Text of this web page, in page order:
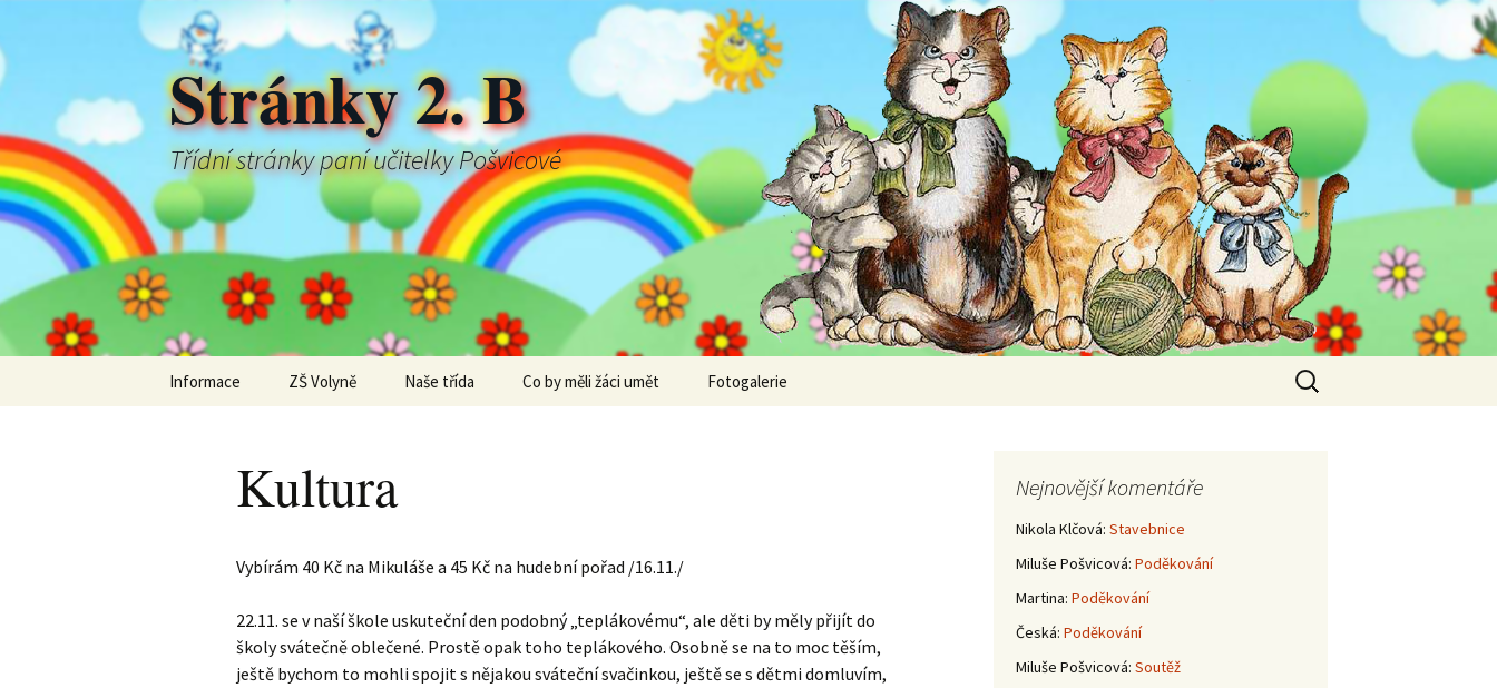
Stránky 2. B
Třídní stránky paní učitelky Pošvicové
Informace ZŠ Volyně Naše třída Co by měli žáci umět Fotogalerie
Vyhledávání
Kultura
Vybírám 40 Kč na Mikuláše a 45 Kč na hudební pořad /16.11./
22.11. se v naší škole uskuteční den podobný „teplákovému“, ale děti by měly přijít do
školy svátečně oblečené. Prostě opak toho teplákového. Osobně se na to moc těším,
ještě bychom to mohli spojit s nějakou sváteční svačinkou, ještě se s dětmi domluvím,
Nejnovější komentáře
Nikola Klčová: Stavebnice
Miluše Pošvicová: Poděkování
Martina: Poděkování
Česká: Poděkování
Miluše Pošvicová: Soutěž